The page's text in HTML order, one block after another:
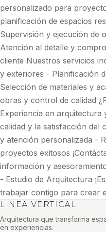
personalizado para
planificación de espacios
Supervisión y ejecución de
Atención al detalle y
cliente Nuestros servicios
y exteriores - Planificación
Selección de materiales y
obras y control de calidad
Experiencia en arquitectura
calidad y la satisfacción del
y atención personalizada -
proyectos exitosos
información y
- Estudio de Arquitectura
trabajar contigo para crear
LINEA VERTICAL
Arquitectura que transforma
en experiencias.